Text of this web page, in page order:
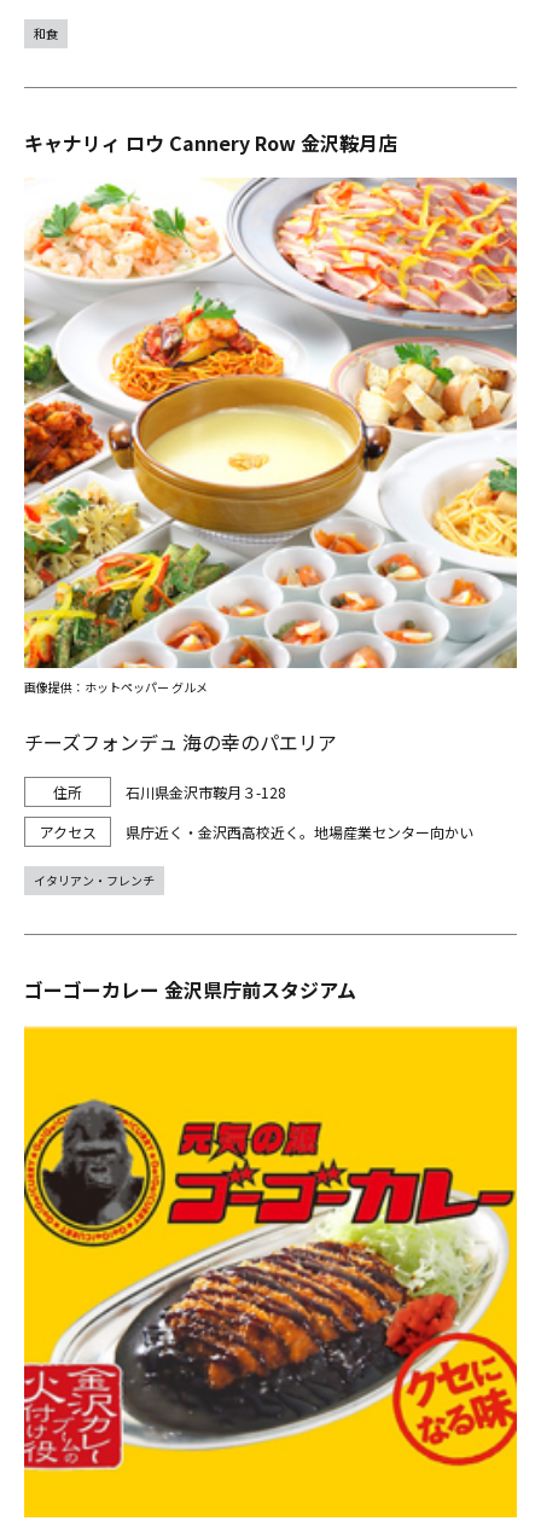
和食
キャナリィ ロウ Cannery Row 金沢鞍月店
チーズフォンデュ 海の幸のパエリア
石川県金沢市鞍月３-128
県庁近く・金沢西高校近く。地場産業センター向かい
画像提供：ホットペッパー グルメ
イタリアン・フレンチ
ゴーゴーカレー 金沢県庁前スタジアム